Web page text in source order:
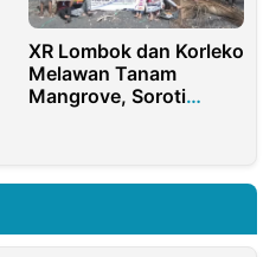
XR Lombok dan Korleko
Melawan Tanam
Mangrove, Soroti